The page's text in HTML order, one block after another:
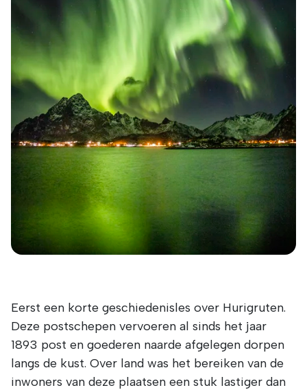
Eerst een korte geschiedenisles over Hurigruten.
Deze postschepen vervoeren al sinds het jaar
1893 post en goederen naarde afgelegen dorpen
langs de kust. Over land was het bereiken van de
inwoners van deze plaatsen een stuk lastiger dan